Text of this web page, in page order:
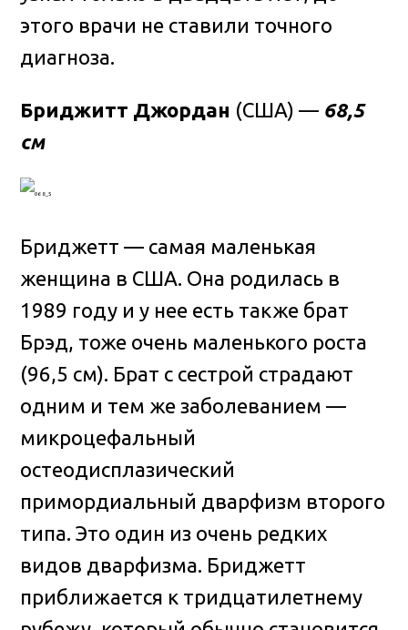
этого врачи не ставили точного
диагноза.
Бриджитт Джордан (США) — 68,5
см
Бриджетт — самая маленькая
женщина в США. Она родилась в
1989 году и у нее есть также брат
Брэд, тоже очень маленького роста
(96,5 см). Брат с сестрой страдают
одним и тем же заболеванием —
микроцефальный
остеодисплазический
примордиальный дварфизм второго
типа. Это один из очень редких
видов дварфизма. Бриджетт
приближается к тридцатилетнему